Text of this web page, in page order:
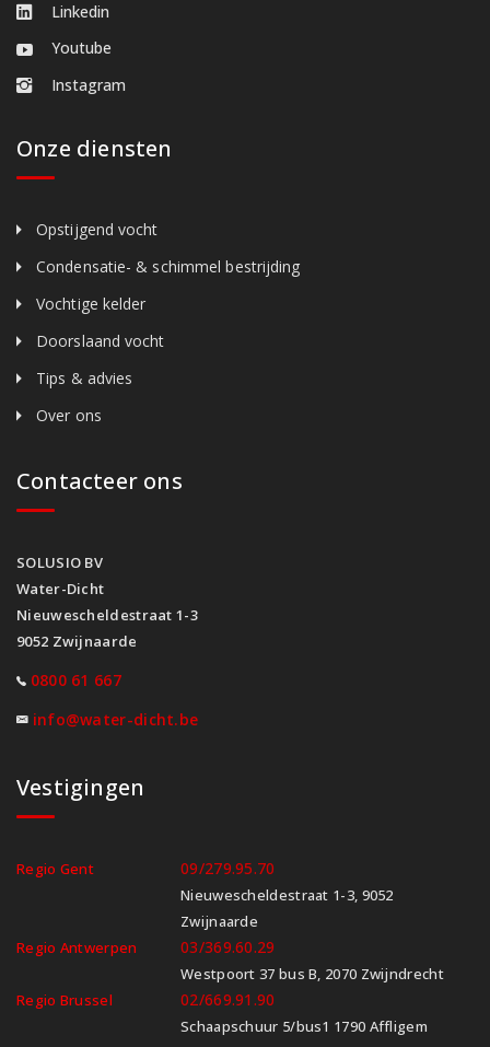
Linkedin
Youtube
Instagram
Onze diensten
Opstijgend vocht
Condensatie- & schimmel bestrijding
Vochtige kelder
Doorslaand vocht
Tips & advies
Over ons
Contacteer ons
SOLUSIO BV
Water-Dicht
Nieuwescheldestraat 1-3
9052 Zwijnaarde
0800 61 667
info@water-dicht.be
Vestigingen
Regio Gent 09/279.95.70
Nieuwescheldestraat 1-3, 9052
Zwijnaarde
Regio Antwerpen
03/369.60.29
Westpoort 37 bus B, 2070 Zwijndrecht
Regio Brussel
02/669.91.90
Schaapschuur 5/bus1 1790 Affligem